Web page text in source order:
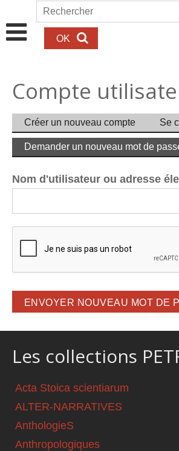
Aller au contenu principal
Formulaire de
Rechercher
Compte
Onglets principaux
Créer un nouveau compte Se
Demander un nouveau mot de
Nom d'utilisateur ou adresse
Les collections
Acta Stoica scientiarum
ALTER-NARRATIVES
AnthologieS
Anthropologiques